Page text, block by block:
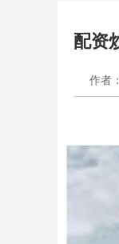
配资
作者